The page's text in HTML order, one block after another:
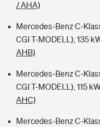
/ AHA)
Mercedes-Benz C-
CGI T-MODELL), 135
AHB)
Mercedes-Benz C-
CGI T-MODELL), 115
AHC)
Mercedes-Benz C-